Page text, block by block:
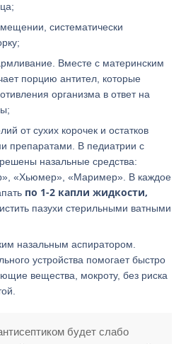
систематически
Вместе с материнским
порцию антител, которые
организма в ответ на
от сухих корочек и остатков
препаратами. В педиатрии с
назальные средства:
«Хьюмер», «Маример». В каждое
по 1-2 капли жидкости,
пазухи стерильными ватными
назальным аспиратором.
устройства помогает быстро
вещества, мокроту, без риска
будет слабо